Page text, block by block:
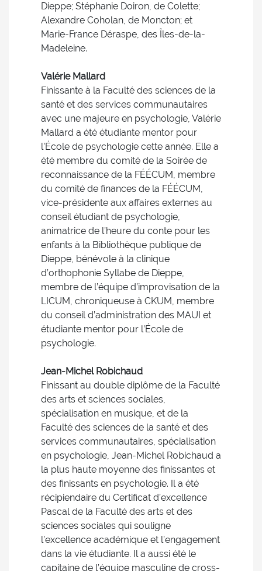
Dieppe; Stéphanie Doiron, de Colette;
Alexandre Coholan, de Moncton; et
Marie-France Déraspe, des Îles-de-la-
Madeleine.
Valérie Mallard
Finissante à la Faculté des sciences de la
santé et des services communautaires
avec une majeure en psychologie, Valérie
Mallard a été étudiante mentor pour
l’École de psychologie cette année. Elle a
été membre du comité de la Soirée de
reconnaissance de la FÉÉCUM, membre
du comité de finances de la FÉÉCUM,
vice-présidente aux affaires externes au
conseil étudiant de psychologie,
animatrice de l’heure du conte pour les
enfants à la Bibliothèque publique de
Dieppe, bénévole à la clinique
d’orthophonie Syllabe de Dieppe,
membre de l’équipe d’improvisation de la
LICUM, chroniqueuse à CKUM, membre
du conseil d’administration des MAUI et
étudiante mentor pour l’École de
psychologie.
Jean-Michel Robichaud
Finissant au double diplôme de la Faculté
des arts et sciences sociales,
spécialisation en musique, et de la
Faculté des sciences de la santé et des
services communautaires, spécialisation
en psychologie, Jean-Michel Robichaud a
la plus haute moyenne des finissantes et
des finissants en psychologie. Il a été
récipiendaire du Certificat d’excellence
Pascal de la Faculté des arts et des
sciences sociales qui souligne
l’excellence académique et l’engagement
dans la vie étudiante. Il a aussi été le
capitaine de l’équipe masculine de cross-